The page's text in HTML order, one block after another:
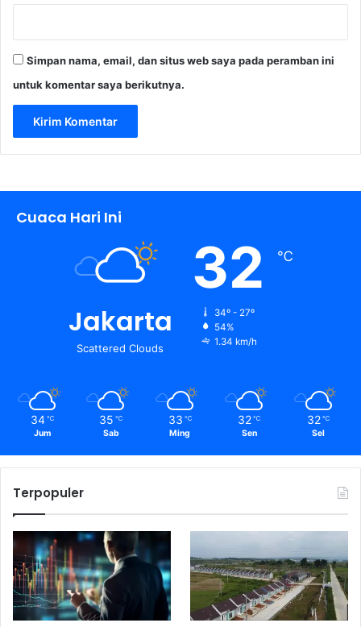
Simpan nama, email, dan situs web saya pada peramban ini
untuk komentar saya berikutnya.
Cuaca Hari Ini
Jakarta
Scattered Clouds
32 ℃
34º - 27º
54%
1.34 km/h
34 ℃
Jum
35 ℃
Sab
33 ℃
Ming
32 ℃
Sen
32 ℃
Sel
Terpopuler